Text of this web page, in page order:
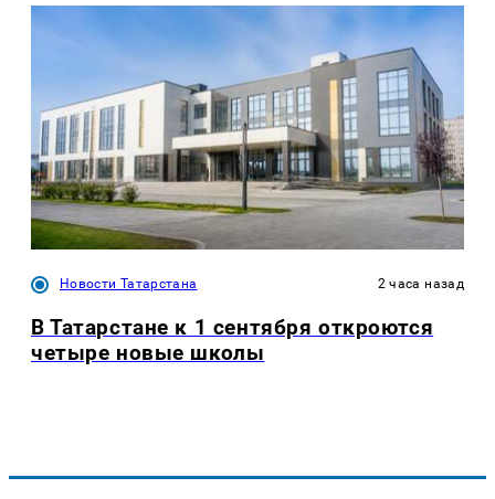
Новости Татарстана 2 часа назад
В Татарстане к 1 сентября откроются
четыре новые школы